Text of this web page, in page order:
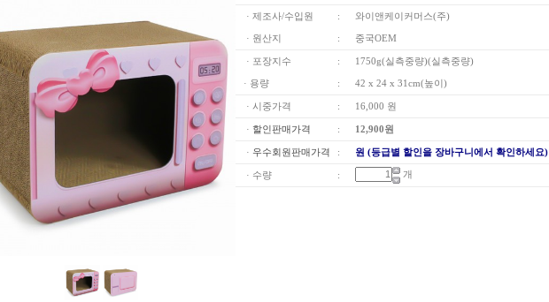
· 제조사/수입원 : 와이앤케이커머스(주)
· 원산지 : 중국OEM
· 포장지수 : 1750g(실측중량)(실측중량)
· 용량 : 42 x 24 x 31cm(높이)
· 시중가격 : 16,000 원
· 할인판매가격 : 12,900원
· 우수회원판매가격 : 원 (등급별 할인을 장바구니에서 확인하세요)
· 수량 : 개